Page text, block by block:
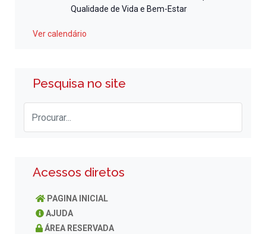
Qualidade de Vida e Bem-Estar
Ver calendário
Pesquisa no site
Acessos diretos
PAGINA INICIAL
AJUDA
ÁREA RESERVADA